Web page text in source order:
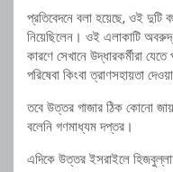
প্রতিবেদনে বলা হয়েছে, ওই
নিয়েছিলেন। ওই এলাকাটি
কারণে সেখানে উদ্ধারকর্মীরা
পরিষেবা কিংবা ত্রাণসহায়তা
তবে উত্তর গাজার ঠিক কোনো
বলেনি গণমাধ্যম দপ্তর।
এদিকে উত্তর ইসরাইলে